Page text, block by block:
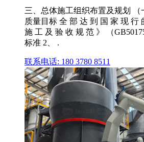
三、总体施工组织布置及规划 （
质量目标 全 部 达 到 国 家 现 行
施 工 及 验 收 规 范 》 （
标准 2、 .
联系电话: 180 3780 8511